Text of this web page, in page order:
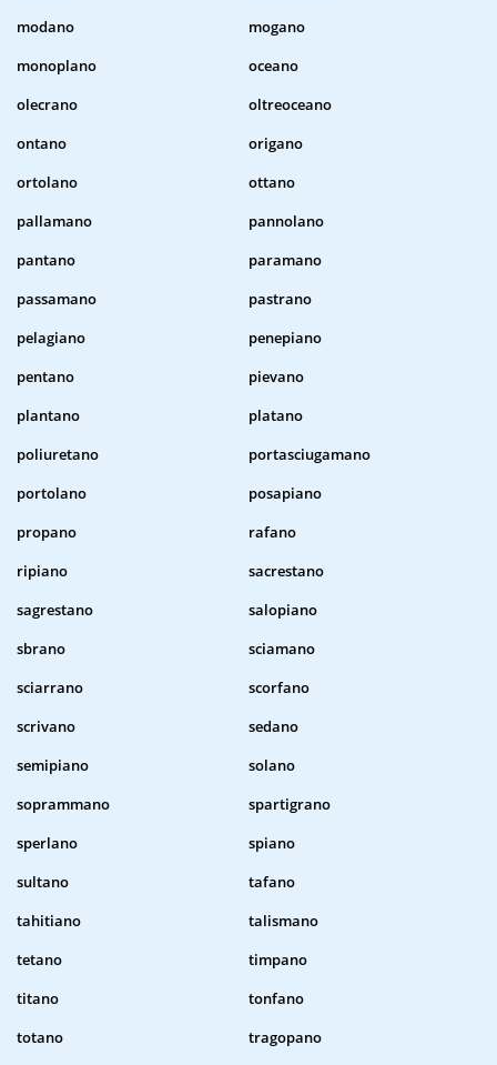
modano
mogano
monoplano
oceano
olecrano
oltreoceano
ontano
origano
ortolano
ottano
pallamano
pannolano
pantano
paramano
passamano
pastrano
pelagiano
penepiano
pentano
pievano
plantano
platano
poliuretano
portasciugamano
portolano
posapiano
propano
rafano
ripiano
sacrestano
sagrestano
salopiano
sbrano
sciamano
sciarrano
scorfano
scrivano
sedano
semipiano
solano
soprammano
spartigrano
sperlano
spiano
sultano
tafano
tahitiano
talismano
tetano
timpano
titano
tonfano
totano
tragopano